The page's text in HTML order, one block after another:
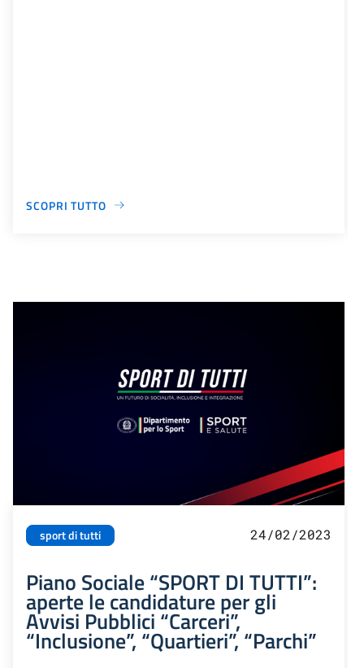
SCOPRI TUTTO
sport di tutti 24/02/2023
Piano Sociale “SPORT DI TUTTI”:
aperte le candidature per gli
Avvisi Pubblici “Carceri”,
“Inclusione”, “Quartieri”, “Parchi”